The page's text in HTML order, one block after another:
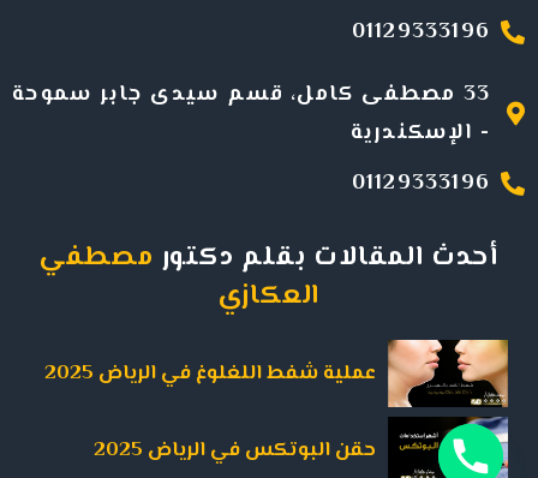
01129333196
33 مصطفى كامل، قسم سيدى جابر سموحة
- الإسكندرية
01129333196
أحدث المقالات بقلم دكتور مصطفي
العكازي
عملية شفط اللغلوغ في الرياض 2025
حقن البوتكس في الرياض 2025